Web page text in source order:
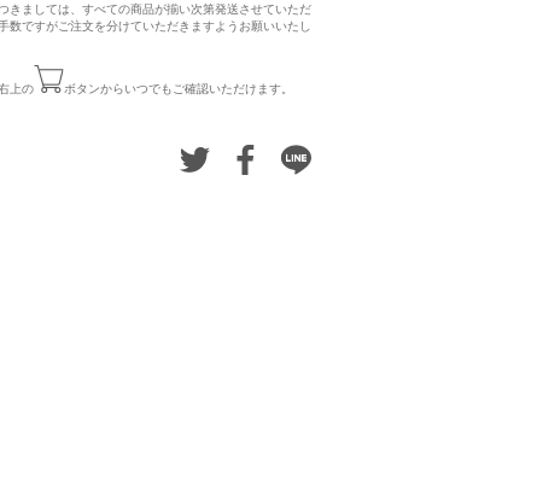
きましては、すべての商品が揃い次第発送させていただ
数ですがご注文を分けていただきますようお願いいたし
上の ボタンからいつでもご確認いただけます。